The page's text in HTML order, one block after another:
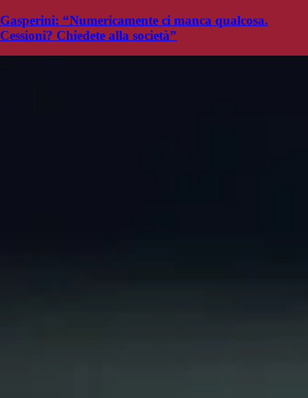
Gasperini: “Numericamente ci manca qualcosa.
Cessioni? Chiedete alla società”